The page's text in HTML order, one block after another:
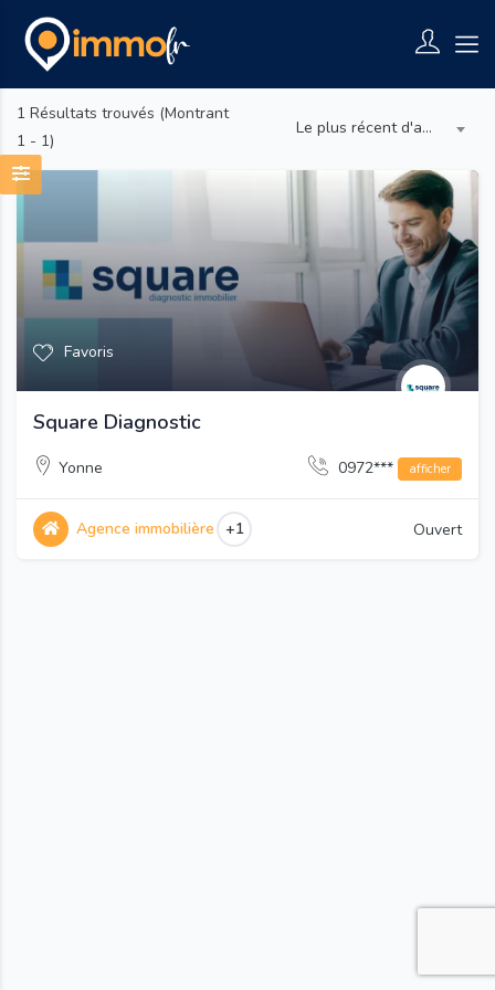
1 Résultats trouvés (Montrant
1 - 1)
Le plus récent d'abord
Favoris
Square Diagnostic
Yonne 0972*** afficher
Agence immobilière +1 Ouvert